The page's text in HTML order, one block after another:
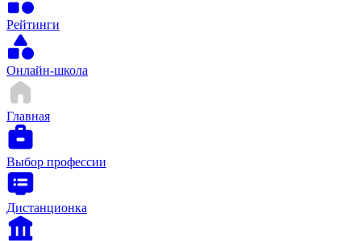
Рейтинги
Онлайн-школа
Главная
Выбор профессии
Дистанционка